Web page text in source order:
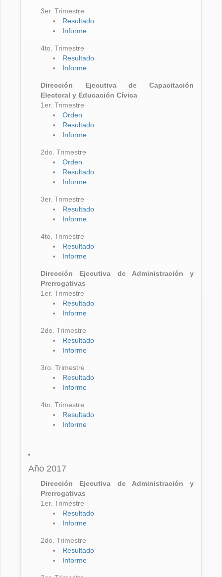
3er. Trimestre
Resultado
Informe
4to. Trimestre
Resultado
Informe
Dirección Ejecutiva de Capacitación
Electoral y Educación Cívica
1er. Trimestre
Orden
Resultado
Informe
2do. Trimestre
Orden
Resultado
Informe
3er. Trimestre
Resultado
Informe
4to. Trimestre
Resultado
Informe
Dirección Ejecutiva de Administración y
Prerrogativas
1er. Trimestre
Resultado
Informe
2do. Trimestre
Resultado
Informe
3ro. Trimestre
Resultado
Informe
4to. Trimestre
Resultado
Informe
Año 2017
Dirección Ejecutiva de Administración y
Prerrogativas
1er. Trimestre
Resultado
Informe
2do. Trimestre
Resultado
Informe